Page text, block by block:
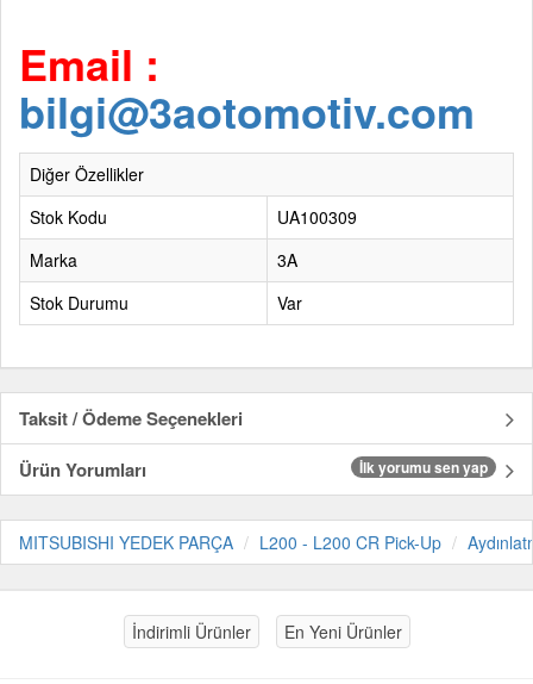
Email :
bilgi@3aotomotiv.com
Diğer Özellikler
Stok Kodu
UA100309
Marka
3A
Stok Durumu
Var
Taksit / Ödeme Seçenekleri
Ürün Yorumları
İlk yorumu sen yap
MITSUBISHI YEDEK PARÇA L200 - L200 CR Pick-Up
İndirimli Ürünler En Yeni Ürünler